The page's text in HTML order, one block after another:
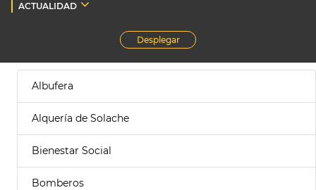
ACTUALIDAD
Desplegar
Albufera
Alquería de Solache
Bienestar Social
Bomberos